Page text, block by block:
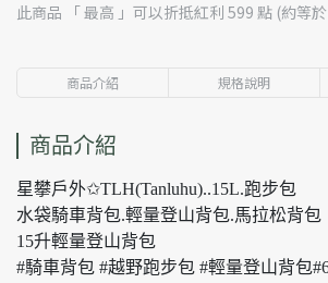
此商品 「 最高 」可以折抵紅利 599 點 (約等於
商品介紹 規格說明
商品介紹
星攀戶外✩TLH(Tanluhu)..15L.跑步包
水袋騎車背包.輕量登山背包.馬拉松背包
15升輕量登山背包
#騎車背包 #越野跑步包 #輕量登山背包